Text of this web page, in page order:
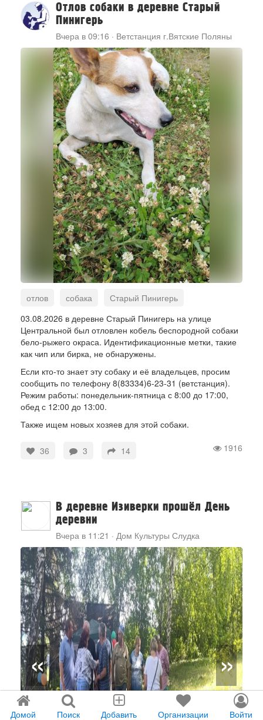
Домой Поиск Добавить Организации Войти
Отлов собаки в деревне Старый
Пинигерь
Вчера в 09:16 · Ветстанция г.Вятские Поляны
отлов собака
Старый Пинигерь
03.08.2026 в деревне Старый Пинигерь на улице
Центральной был отловлен кобель беспородной собаки
бело-рыжего окраса. Идентификационные метки, такие
как чип или бирка, не обнаружены.
Если кто-то знает эту собаку и её владельцев, просим
сообщить по телефону 8(83334)6-23-31 (ветстанция).
Режим работы: понедельник-пятница с 8:00 до 17:00,
обед с 12:00 до 13:00.
Также ищем новых хозяев для этой собаки.
1916
36 3 14
В деревне Изиверки прошёл День
деревни
Вчера в 11:21 · Дом Культуры Слудка
« »